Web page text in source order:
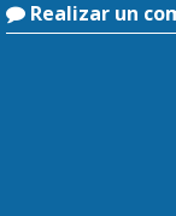
Realizar un